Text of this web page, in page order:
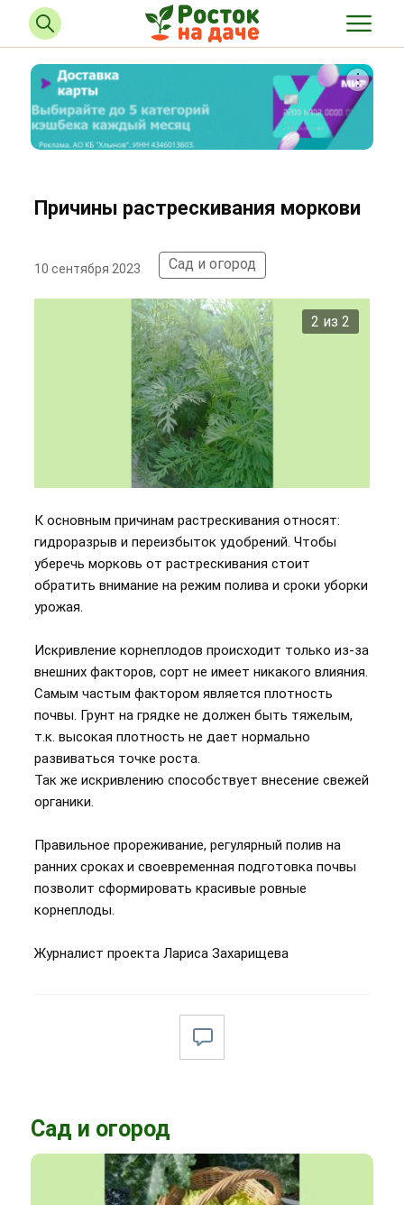
Причины растрескивания моркови
10 сентября 2023 Сад и огород
2 из 2
К основным причинам растрескивания относят:
гидроразрыв и переизбыток удобрений. Чтобы
уберечь морковь от растрескивания стоит
обратить внимание на режим полива и сроки уборки
урожая.
Искривление корнеплодов происходит только из-за
внешних факторов, сорт не имеет никакого влияния.
Самым частым фактором является плотность
почвы. Грунт на грядке не должен быть тяжелым,
т.к. высокая плотность не дает нормально
развиваться точке роста.
Так же искривлению способствует внесение свежей
органики.
Правильное прореживание, регулярный полив на
ранних сроках и своевременная подготовка почвы
позволит сформировать красивые ровные
корнеплоды.
Журналист проекта Лариса Захарищева
Сад и огород